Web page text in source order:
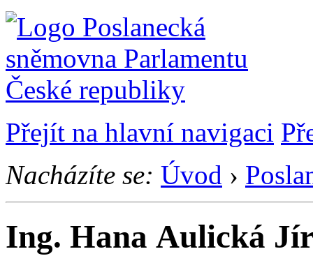
Přejít na hlavní navigaci
Nacházíte se: Úvod ›
Ing. Hana Aulická